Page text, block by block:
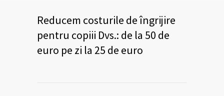
Reducem costurile de îngrijire
pentru copiii Dvs.: de la 50 de
euro pe zi la 25 de euro